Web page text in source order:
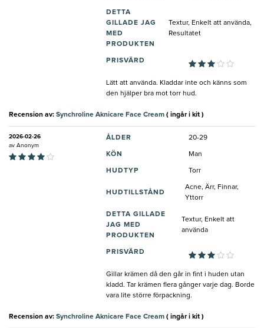
DETTA
GILLADE JAG
MED
PRODUKTEN
Textur, Enkelt att använda,
Resultatet
PRISVÄRD
Lätt att använda. Kladdar inte och känns som
den hjälper bra mot torr hud.
Recension av: Synchroline Aknicare Face Cream ( ingår i kit )
2026-02-26
av Anonym
ÅLDER 20-29
KÖN Man
HUDTYP Torr
HUDTILLSTÅND
Acne, Ärr, Finnar,
Yttorr
DETTA GILLADE
JAG MED
PRODUKTEN
Textur, Enkelt att
använda
PRISVÄRD
Gillar krämen då den går in fint i huden utan
kladd. Tar krämen flera gånger varje dag. Borde
vara lite större förpackning.
Recension av: Synchroline Aknicare Face Cream ( ingår i kit )